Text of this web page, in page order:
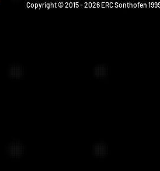
Copyright © 2015 - 2026 ERC Sonthofen